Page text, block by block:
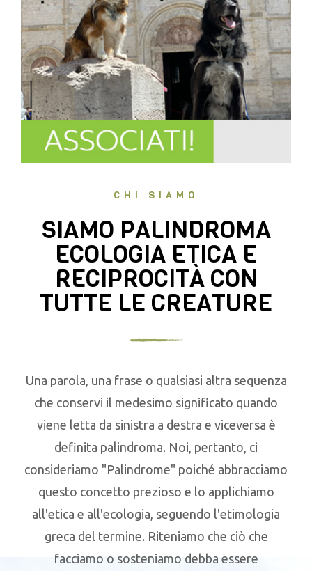
CHI SIAMO
SIAMO PALINDROMA
ECOLOGIA ETICA E
RECIPROCITÀ CON
TUTTE LE CREATURE
Una parola, una frase o qualsiasi altra sequenza
che conservi il medesimo significato quando
viene letta da sinistra a destra e viceversa è
definita palindroma. Noi, pertanto, ci
consideriamo "Palindrome" poiché abbracciamo
questo concetto prezioso e lo applichiamo
all'etica e all'ecologia, seguendo l'etimologia
greca del termine. Riteniamo che ciò che
facciamo o sosteniamo debba essere